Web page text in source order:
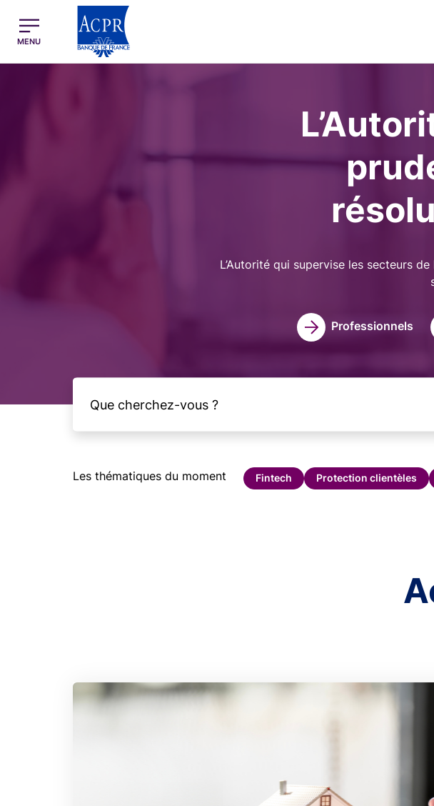
ACPR Menu Principal (French)
MENU
Image
L’Autorité qui supervise les secteurs
Professionnels
Les thématiques du moment Fintech Protection clientèles